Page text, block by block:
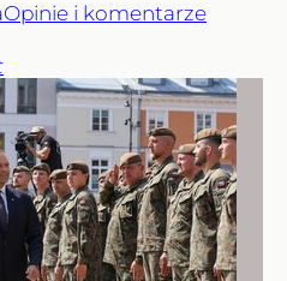
Opinie i komentarze